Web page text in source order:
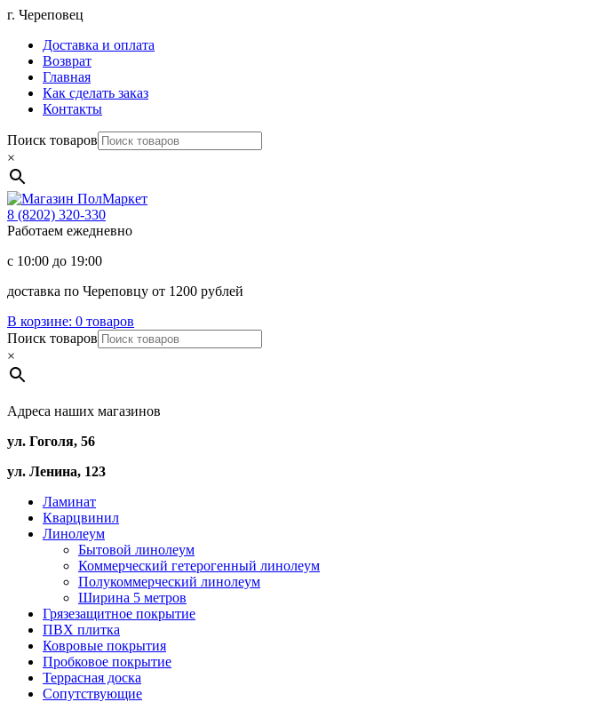
Перейти
содержимому
г. Череповец
Доставка и оплата
Возврат
Главная
Как сделать заказ
Контакты
Поиск товаров
×
Магазин
8 (8202) 320-330
Работаем ежедневно
с 10:00 до 19:00
доставка по Череповцу от 1200 рублей
В корзине: 0 товаров
Поиск товаров
×
Адреса наших магазинов
ул. Гоголя, 56
ул. Ленина, 123
Ламинат
Кварцвинил
Линолеум
Бытовой линолеум
Коммерческий гетерогенный линолеум
Полукоммерческий линолеум
Ширина 5 метров
Грязезащитное покрытие
ПВХ плитка
Ковровые покрытия
Пробковое покрытие
Террасная доска
Сопутствующие